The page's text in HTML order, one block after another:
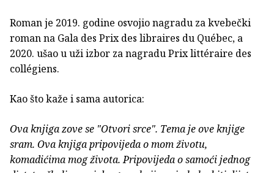
Roman je 2019. godine osvojio nagradu za kvebečki
roman na Gala des Prix des libraires du Québec, a
2020. ušao u uži izbor za nagradu Prix littéraire des
collégiens.
Kao što kaže i sama autorica:
Ova knjiga zove se "Otvori srce". Tema je ove knjige
sram. Ova knjiga pripovijeda o mom životu,
komadićima mog života. Pripovijeda o samoći jednog